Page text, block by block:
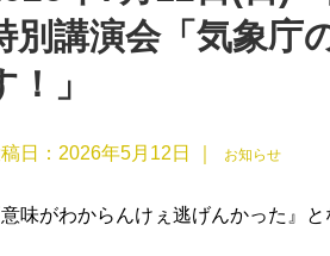
別講演会「気象庁
！」
日： 2026年5月12日 お知らせ
意味がわからんけぇ逃げんかった』